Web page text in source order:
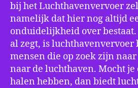
bij het Luchthavenvervoer
namelijk dat hier nog altijd
onduidelijkheid over bestaat.
al zegt, is luchthavenvervoer
mensen die op zoek zijn
naar de luchthaven. Mocht je
halen hebben, dan biedt